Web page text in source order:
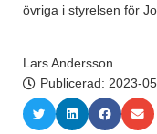
övriga i styrelsen för
Lars Andersson
Publicerad: 2023-